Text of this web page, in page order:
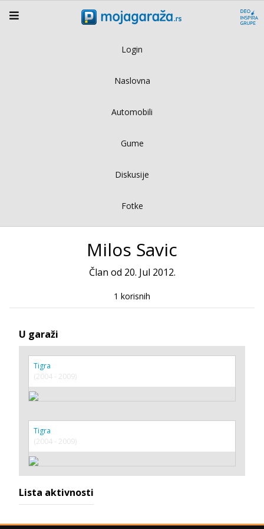
Login
Naslovna
Automobili
Gume
Diskusije
Fotke
Milos Savic
Član od 20. Jul 2012.
1 korisnih
U garaži
Tigra
(2004 - 2009)
Tigra
(2004 - 2009)
Lista aktivnosti